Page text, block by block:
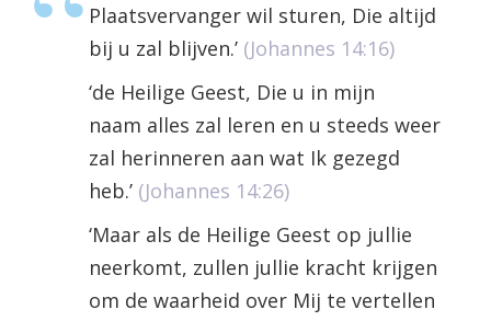
Plaatsvervanger wil sturen, Die altijd
bij u zal blijven.’ (Johannes 14:16)
‘de Heilige Geest, Die u in mijn
naam alles zal leren en u steeds weer
zal herinneren aan wat Ik gezegd
heb.’ (Johannes 14:26)
‘Maar als de Heilige Geest op jullie
neerkomt, zullen jullie kracht krijgen
om de waarheid over Mij te vertellen